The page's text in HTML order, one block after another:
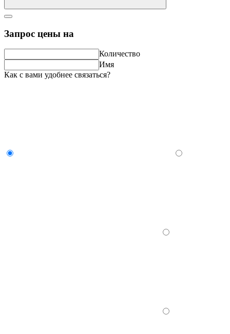
Запрос цены на
Количество
Имя
Как с вами удобнее связаться?